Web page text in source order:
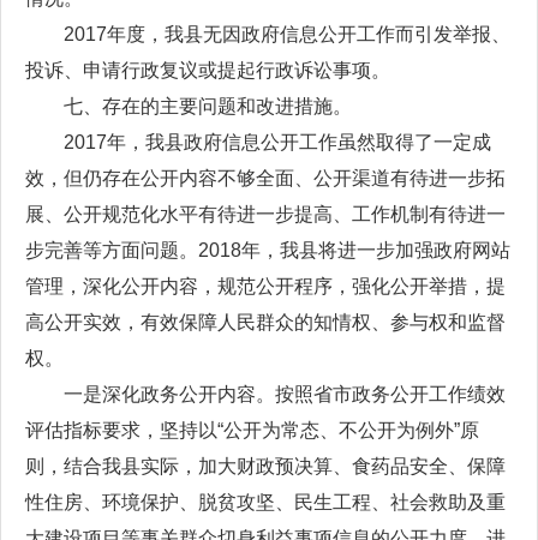
2017年度，我县无因政府信息公开工作而引发举报、
投诉、申请行政复议或提起行政诉讼事项。
七、存在的主要问题和改进措施。
2017年，我县政府信息公开工作虽然取得了一定成
效，但仍存在公开内容不够全面、公开渠道有待进一步拓
展、公开规范化水平有待进一步提高、工作机制有待进一
步完善等方面问题。2018年，我县将进一步加强政府网站
管理，深化公开内容，规范公开程序，强化公开举措，提
高公开实效，有效保障人民群众的知情权、参与权和监督
权。
一是深化政务公开内容。按照省市政务公开工作绩效
评估指标要求，坚持以“公开为常态、不公开为例外”原
则，结合我县实际，加大财政预决算、食药品安全、保障
性住房、环境保护、脱贫攻坚、民生工程、社会救助及重